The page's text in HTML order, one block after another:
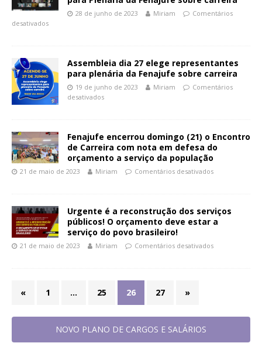
28 de junho de 2023 Miriam
Comentários
desativados
Assembleia dia 27 elege representantes
para plenária da Fenajufe sobre carreira
19 de junho de 2023 Miriam
Comentários
desativados
Fenajufe encerrou domingo (21) o Encontro
de Carreira com nota em defesa do
orçamento a serviço da população
21 de maio de 2023 Miriam Comentários desativados
Urgente é a reconstrução dos serviços
públicos! O orçamento deve estar a
serviço do povo brasileiro!
21 de maio de 2023 Miriam Comentários desativados
« 1 … 25 26 27 »
NOVO PLANO DE CARGOS E SALÁRIOS